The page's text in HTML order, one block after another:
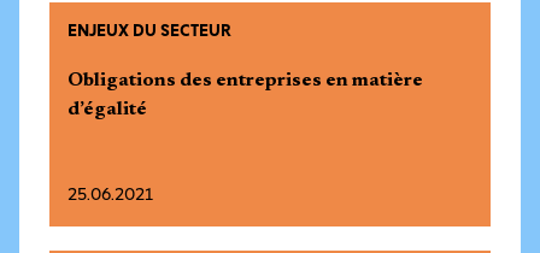
ENJEUX DU SECTEUR
Obligations des entreprises en matière
d’égalité
25.06.2021